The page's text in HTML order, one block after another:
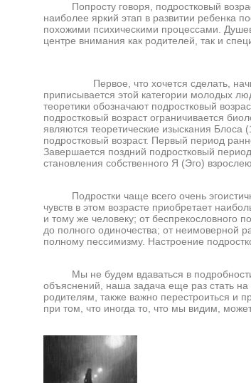
Попросту говоря, подростковый
наиболее яркий этап в развитии ребенка
похожими психическими процессами.
центре внимания как родителей, так и
Первое, что хочется сделать,
приписывается этой категории молодых
теоретики обозначают подростковый
подростковый возраст ограничивается
являются теоретические изыскания
подростковый возраст. Первый период
Завершается поздний подростковый
становления собственного Я (Эго)
Подростки чаще всего очень
чувств в этом возрасте приобретает
и тому же человеку; от беспрекословного
до полного одиночества; от неимоверной
полному пессимизму. Настроение
Мы не будем вдаваться в подробности,
объяснений, наша задача еще раз стать
родителям, также важно перестроиться и
при том, что иногда то, что мы видим,